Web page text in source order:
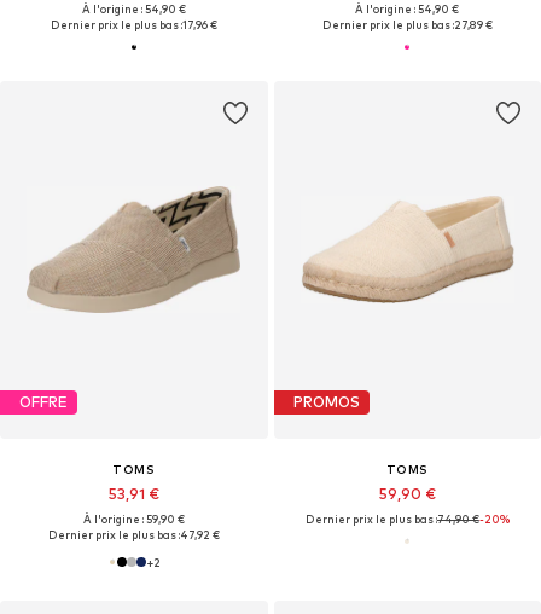
À l'origine : 54,90 €
Dernier prix le plus bas :17,96 €
À l'origine : 54,90 €
Dernier prix le plus bas :27,89 €
OFFRE
TOMS
53,91 €
À l'origine : 59,90 €
Dernier prix le plus bas :47,92 €
+2
PROMOS
TOMS
59,90 €
Dernier prix le plus bas :74,90 €-20%